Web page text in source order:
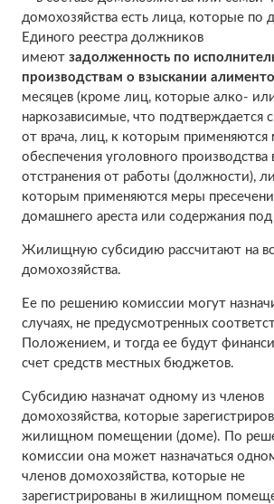
домохозяйства есть лица, которые по
Единого реестра должников
имеют задолженность по
производствам о взыскании
месяцев (кроме лиц, которые алко-
наркозависимые, что подтверждается
от врача, лиц, к которым применяются
обеспечения уголовного производства
отстранения от работы (должности),
которым применяются меры
домашнего ареста или содержания
Жилищную субсидию рассчитают на
домохозяйства.
Ее по решению комиссии могут
случаях, не предусмотренных
Положением, и тогда ее будут
счет средств местных бюджетов.
Субсидию назначат одному из членов
домохозяйства, которые
жилищном помещении (доме). По
комиссии она может назначаться
членов домохозяйства, которые не
зарегистрированы в жилищном